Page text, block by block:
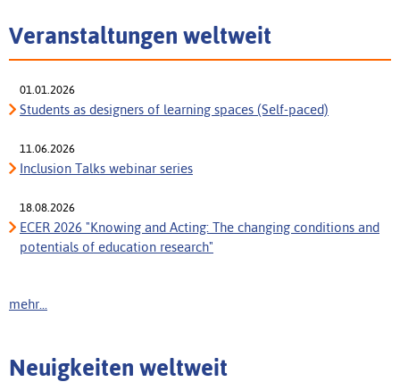
Veranstaltungen weltweit
01.01.2026
Students as designers of learning spaces (Self-paced)
11.06.2026
Inclusion Talks webinar series
18.08.2026
ECER 2026 "Knowing and Acting: The changing conditions and
potentials of education research"
mehr...
Neuigkeiten weltweit